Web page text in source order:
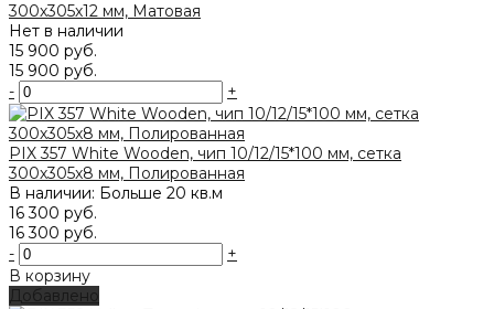
300х305х12 мм, Матовая
Нет в наличии
15 900 руб.
15 900 руб.
-
+
PIX 357 White Wooden, чип 10/12/15*100 мм, сетка
300х305x8 мм, Полированная
В наличии: Больше 20 кв.м
16 300 руб.
16 300 руб.
-
+
В корзину
Добавлено